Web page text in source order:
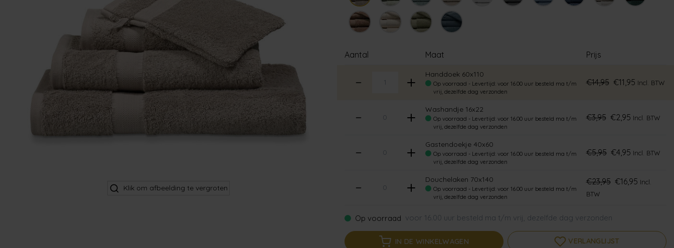
Klik om afbeelding te vergroten
Aantal Maat Prijs
Washandje 16x22
Op voorraad - Levertijd: voor 16.00 uur besteld ma t/m
vrij, dezelfde dag verzonden
€3,95 €2,95 Incl. BTW
Gastendoekje 40x60
Op voorraad - Levertijd: voor 16.00 uur besteld ma t/m
vrij, dezelfde dag verzonden
€5,95 €4,95 Incl. BTW
Handdoek 60x110
Op voorraad - Levertijd: voor 16.00 uur besteld ma t/m
vrij, dezelfde dag verzonden
€14,95 €11,95 Incl. BTW
Douchelaken 70x140
Op voorraad - Levertijd: voor 16.00 uur besteld ma t/m
vrij, dezelfde dag verzonden
€23,95 €16,95 Incl.
BTW
Op voorraad voor 16.00 uur besteld ma t/m vrij, dezelfde dag verzonden
IN DE WINKELWAGEN VERLANGLIJST